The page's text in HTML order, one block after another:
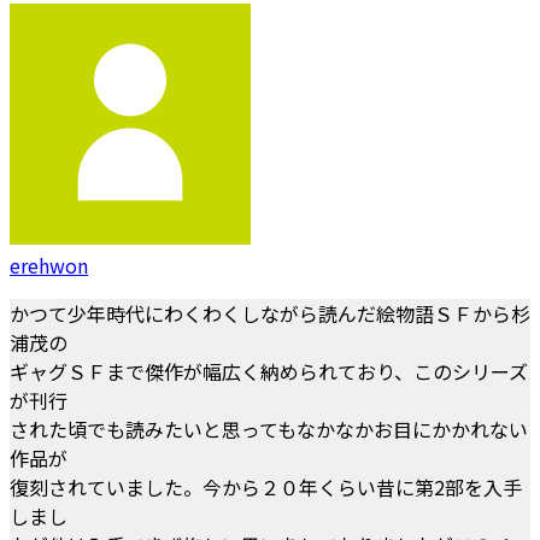
erehwon
かつて少年時代にわくわくしながら読んだ絵物語ＳＦから杉
浦茂の
ギャグＳＦまで傑作が幅広く納められており、このシリーズ
が刊行
された頃でも読みたいと思ってもなかなかお目にかかれない
作品が
復刻されていました。今から２０年くらい昔に第2部を入手
しまし